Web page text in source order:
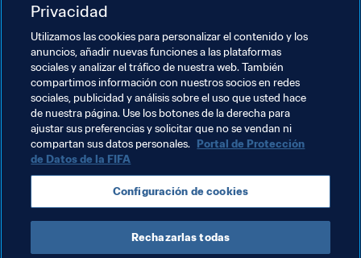
Canadá entre el 6 de junio y el 5 de julio de 2015, las
candidatas todavía tienen varias oportunidades de
convencer de sus cualidades al departamento de
Arbitraje Femenino y a los miembros de la Comisión de
Árbitros de la FIFA. Y es que en la agenda del fútbol
femenino hay tres citas marcadas en rojo antes de
Canadá 2015: la Copa Mundial Femenina Sub-17 de la
FIFA Costa Rica 2014, la Copa Mundial Femenina Sub-20
de la FIFA Canadá 2014 y los Torneos Olímpicos
Juveniles de Fútbol Femeninos Nanjing 2014.
Documentos Relacionados
Privacidad
Utilizamos las cookies para personalizar el contenido y los
anuncios, añadir nuevas funciones a las plataformas
sociales y analizar el tráfico de nuestra web. También
compartimos información con nuestros socios en redes
sociales, publicidad y análisis sobre el uso que usted hace
de nuestra página. Use los botones de la derecha para
ajustar sus preferencias y solicitar que no se vendan ni
compartan sus datos personales. Portal de Protección
de Datos de la FIFA
Configuración de cookies
Rechazarlas todas